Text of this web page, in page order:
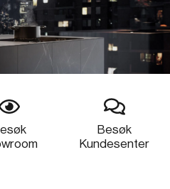
Besøk
Kundesenter